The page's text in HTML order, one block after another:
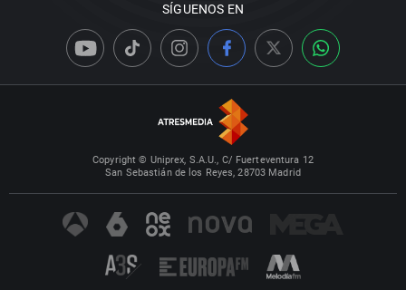
SÍGUENOS EN
Copyright © Uniprex, S.A.U., C/ Fuerteventura 12
San Sebastián de los Reyes, 28703 Madrid